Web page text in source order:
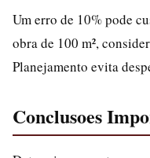
Um erro de 10% pode
obra de 100 m²,
Planejamento evita
Conclusoes